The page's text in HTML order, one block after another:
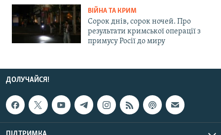
ВІЙНА ТА КРИМ
Сорок днів, сорок ночей. Про
результати кримської операції з
примусу Росії до миру
ДОЛУЧАЙСЯ!